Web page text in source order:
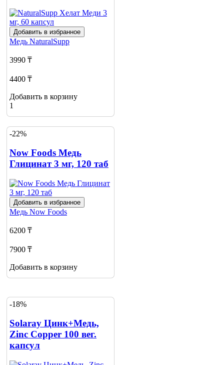
Добавить в избранное
Медь NaturalSupp
3990 ₸
4400 ₸
Добавить в корзину
1
-22%
Now Foods Медь
Глицинат 3 мг, 120 таб
Добавить в избранное
Медь Now Foods
6200 ₸
7900 ₸
Добавить в корзину
-18%
Solaray Цинк+Медь,
Zinc Copper 100 вег.
капсул